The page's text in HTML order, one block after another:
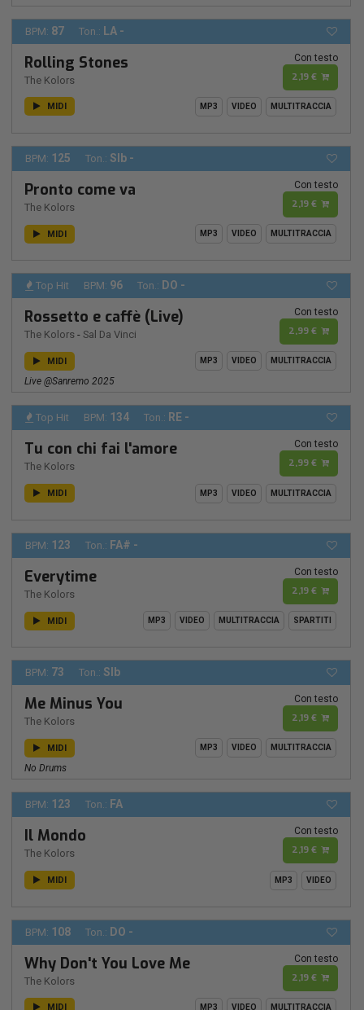
BPM: 87 Ton.: LA -
Rolling Stones
The Kolors
Con testo
2,19 €
MIDI MP3 VIDEO MULTITRACCIA
BPM: 125 Ton.: SIb -
Pronto come va
The Kolors
Con testo
2,19 €
MIDI MP3 VIDEO MULTITRACCIA
Top Hit BPM: 96 Ton.: DO -
Rossetto e caffè (Live)
The Kolors - Sal Da Vinci
Con testo
2,99 €
MIDI MP3 VIDEO MULTITRACCIA
Live @Sanremo 2025
Top Hit BPM: 134 Ton.: RE -
Tu con chi fai l'amore
The Kolors
Con testo
2,99 €
MIDI MP3 VIDEO MULTITRACCIA
BPM: 123 Ton.: FA# -
Everytime
The Kolors
Con testo
2,19 €
MIDI MP3 VIDEO MULTITRACCIA SPARTITI
BPM: 73 Ton.: SIb
Me Minus You
The Kolors
Con testo
2,19 €
MIDI MP3 VIDEO MULTITRACCIA
No Drums
BPM: 123 Ton.: FA
Il Mondo
The Kolors
Con testo
2,19 €
MIDI MP3 VIDEO
BPM: 108 Ton.: DO -
Why Don't You Love Me
The Kolors
Con testo
2,19 €
MIDI MP3 VIDEO MULTITRACCIA